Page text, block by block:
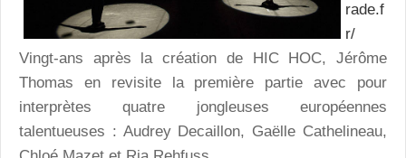
rade.f
r/
Vingt-ans après la création de HIC HOC, Jérôme
Thomas en revisite la première partie avec pour
interprètes quatre jongleuses européennes
talentueuses : Audrey Decaillon, Gaëlle Cathelineau,